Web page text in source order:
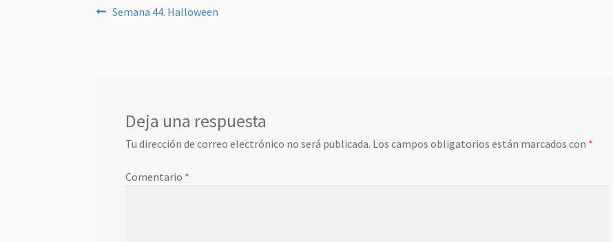
Navegación
Anterior:
Semana 44. Halloween
Deja una respuesta
Tu dirección de correo electrónico no será publicada. Los campos obligatorios están marcados con *
Comentario *